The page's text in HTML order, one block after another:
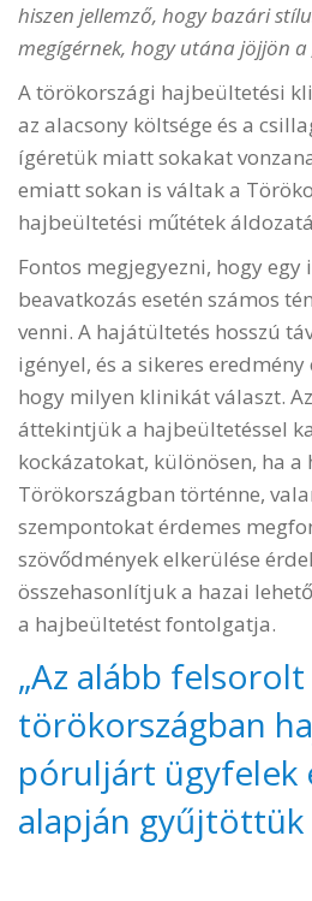
hiszen jellemző, hogy bazári
megígérnek, hogy utána jöjjön a
A törökországi hajbeültetési
az alacsony költsége és a
ígéretük miatt sokakat
emiatt sokan is váltak a
hajbeültetési műtétek
Fontos megjegyezni, hogy
beavatkozás esetén számos
venni. A hajátültetés hosszú
igényel, és a sikeres
hogy milyen klinikát választ.
áttekintjük a hajbeültetéssel
kockázatokat, különösen, ha
Törökországban történne,
szempontokat érdemes
szövődmények elkerülése
összehasonlítjuk a hazai
a hajbeültetést fontolgatja.
„Az alább
törökországban
póruljárt ügyfelek
alapján gyűjtöttük